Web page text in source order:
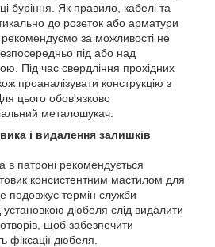
буріння. Як правило, кабелі та
до розеток або арматури
за можливості не
під або над
Під час свердління прохідних
проаналізувати конструкцію з
цього обов'язково
металошукач.
і видалення залишків
в патроні рекомендується
консистентним мастилом для
подовжує термін служби
дюбеля слід видалити
щоб забезпечити
фіксації дюбеля.